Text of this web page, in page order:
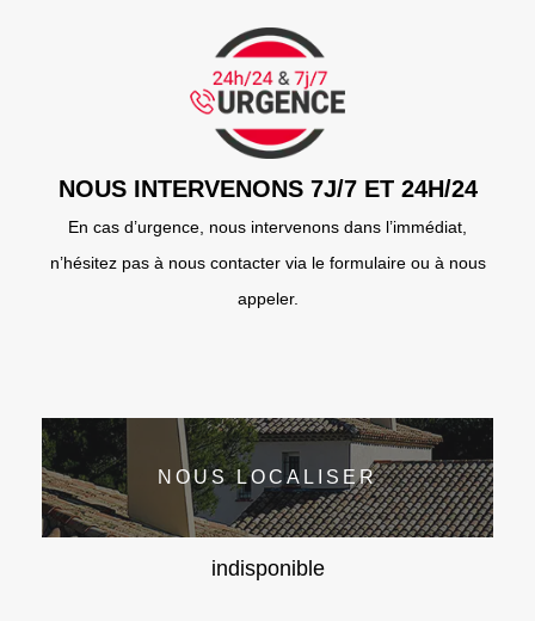
NOUS INTERVENONS 7J/7 ET 24H/24
En cas d’urgence, nous intervenons dans l’immédiat,
n’hésitez pas à nous contacter via le formulaire ou à nous
appeler.
NOUS LOCALISER
indisponible